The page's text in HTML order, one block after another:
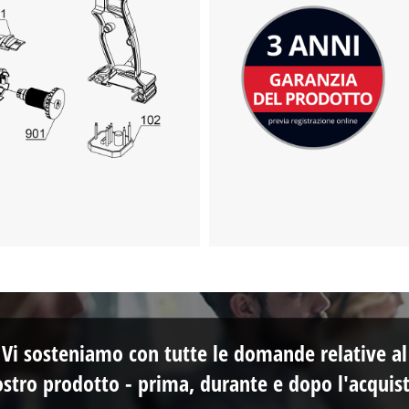
This content is not permitted to load due
to trackers that are not disclosed to the
visitor. The website owner needs to setup
the site with their CMP to add this content
to the list of technologies used.
Powered by
Usercentrics Consent
Vi sosteniamo con tutte le domande relative al
prodotto - prima, durante e dopo